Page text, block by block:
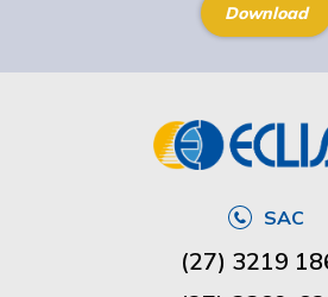
Download
SAC
(27) 3219